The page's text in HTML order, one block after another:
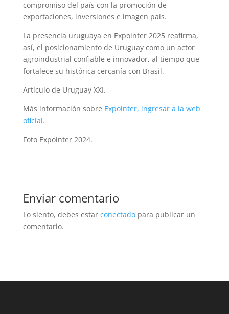
compromiso del país con la promoción de
exportaciones, inversiones e imagen país.
La presencia uruguaya en Expointer 2025 reafirma,
así, el posicionamiento de Uruguay como un actor
agroindustrial confiable e innovador, al tiempo que
fortalece su histórica cercanía con Brasil.
Artículo de Uruguay XXI.
Más información sobre Expointer, ingresar a la web
oficial.
Foto Expointer 2024.
Enviar comentario
Lo siento, debes estar conectadopara publicar un
comentario.